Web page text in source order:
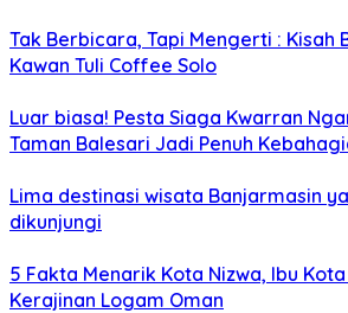
Tak Berbicara, Tapi Mengerti : Kisah
Kawan Tuli Coffee Solo
Luar biasa! Pesta Siaga Kwarran
Taman Balesari Jadi Penuh
Lima destinasi wisata Banjarmasin
dikunjungi
5 Fakta Menarik Kota Nizwa, Ibu
Kerajinan Logam Oman